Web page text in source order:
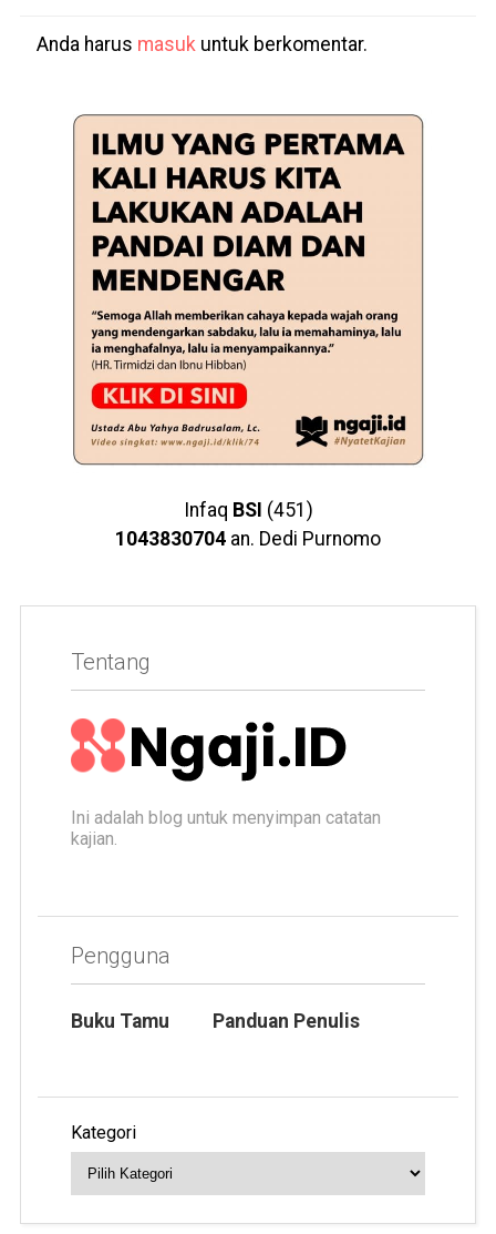
Anda harus masuk untuk berkomentar.
Infaq BSI (451)
1043830704 an. Dedi Purnomo
Tentang
Ini adalah blog untuk menyimpan catatan
kajian.
Pengguna
Buku Tamu Panduan Penulis
Kategori